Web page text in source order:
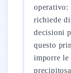
operativo:
richiede
decisioni
questo
imporre le